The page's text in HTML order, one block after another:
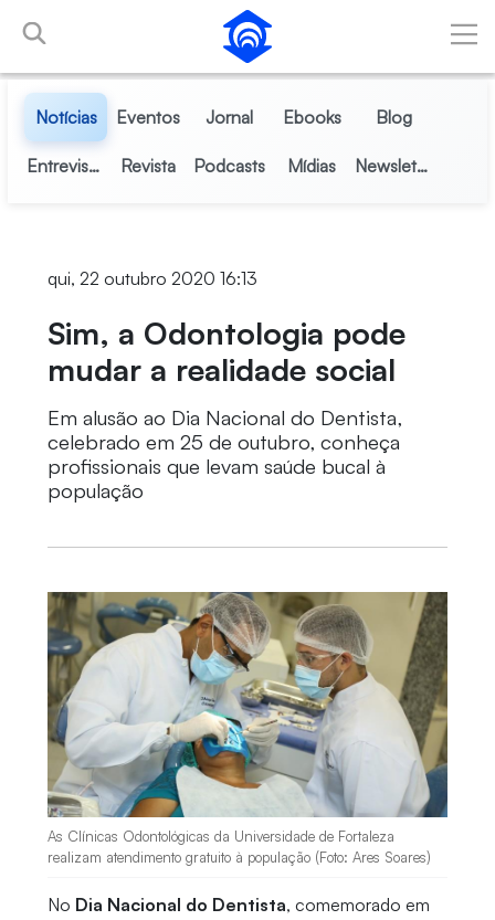
Pular para o Conteúdo principal
Notícias Eventos Jornal Ebooks Blog
Entrevistas Revista Podcasts Mídias Newsletter
qui, 22 outubro 2020 16:13
Sim, a Odontologia pode
mudar a realidade social
Em alusão ao Dia Nacional do Dentista,
celebrado em 25 de outubro, conheça
profissionais que levam saúde bucal à
população
As Clínicas Odontológicas da Universidade de Fortaleza
realizam atendimento gratuito à população (Foto: Ares Soares)
No Dia Nacional do Dentista, comemorado em